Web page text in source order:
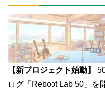
【新プロジェクト始動】
ログ「Reboot Lab 50」を